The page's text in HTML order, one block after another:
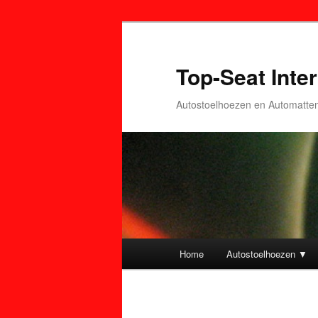
Top-Seat
Autostoelhoezen en
Spring
Spring
Home Autostoelhoezen ▼